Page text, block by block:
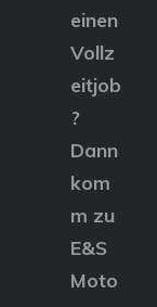
einen
Vollz
eitjob
?
Dann
kom
m zu
E&S
Moto